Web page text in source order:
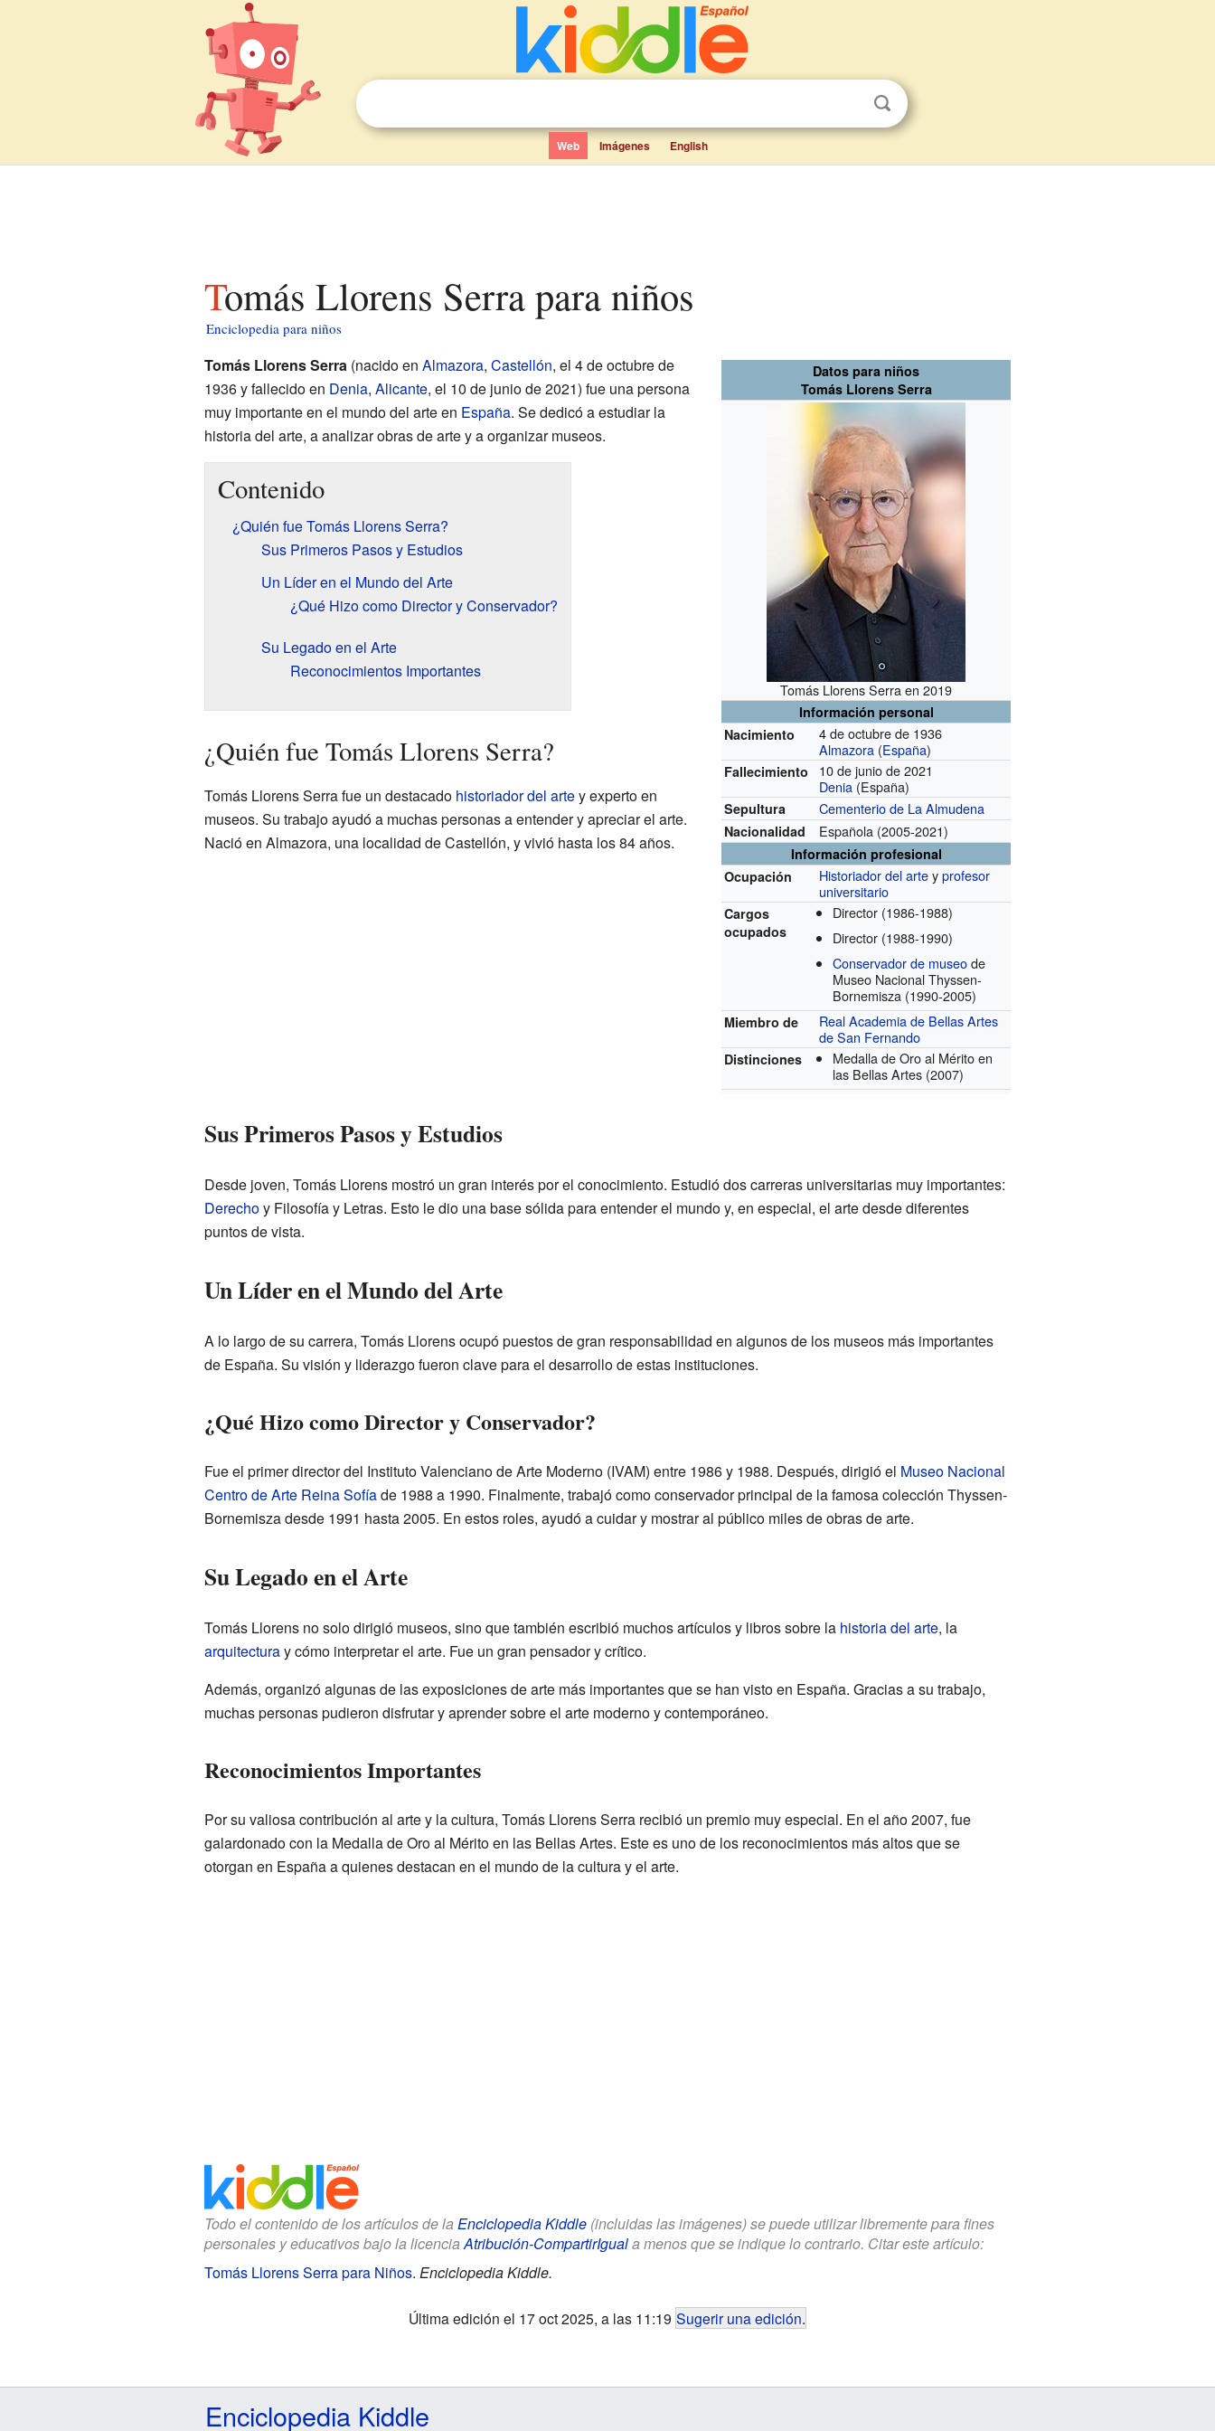
Web Imágenes English
Tomás Llorens Serra para niños
Enciclopedia para niños
Datos para niños
Tomás Llorens Serra
Tomás Llorens Serra en 2019
Información personal
Nacimiento
4 de octubre de 1936
Almazora (España)
Fallecimiento
10 de junio de 2021
Denia (España)
Sepultura Cementerio de La Almudena
Nacionalidad Española (2005-2021)
Información profesional
Ocupación
Historiador del arteyprofesor
universitario
Cargos
ocupados
Director (1986-1988)
Director (1988-1990)
Conservador de museode
Museo Nacional Thyssen-
Bornemisza (1990-2005)
Miembro de
Real Academia de Bellas Artes
de San Fernando
Distinciones
Medalla de Oro al Mérito en
las Bellas Artes (2007)
Tomás Llorens Serra(nacido en Almazora, Castellón, el 4 de octubre de
1936 y fallecido en Denia, Alicante, el 10 de junio de 2021) fue una persona
muy importante en el mundo del arte en España. Se dedicó a estudiar la
historia del arte, a analizar obras de arte y a organizar museos.
Contenido
¿Quién fue Tomás Llorens Serra?
Sus Primeros Pasos y Estudios
Un Líder en el Mundo del Arte
¿Qué Hizo como Director y Conservador?
Su Legado en el Arte
Reconocimientos Importantes
¿Quién fue Tomás Llorens Serra?
Tomás Llorens Serra fue un destacado historiador del artey experto en
museos. Su trabajo ayudó a muchas personas a entender y apreciar el arte.
Nació en Almazora, una localidad de Castellón, y vivió hasta los 84 años.
Sus Primeros Pasos y Estudios
Desde joven, Tomás Llorens mostró un gran interés por el conocimiento. Estudió dos carreras universitarias muy importantes:
Derechoy Filosofía y Letras. Esto le dio una base sólida para entender el mundo y, en especial, el arte desde diferentes
puntos de vista.
Un Líder en el Mundo del Arte
A lo largo de su carrera, Tomás Llorens ocupó puestos de gran responsabilidad en algunos de los museos más importantes
de España. Su visión y liderazgo fueron clave para el desarrollo de estas instituciones.
¿Qué Hizo como Director y Conservador?
Fue el primer director del Instituto Valenciano de Arte Moderno (IVAM) entre 1986 y 1988. Después, dirigió el Museo Nacional
Centro de Arte Reina Sofíade 1988 a 1990. Finalmente, trabajó como conservador principal de la famosa colección Thyssen-
Bornemisza desde 1991 hasta 2005. En estos roles, ayudó a cuidar y mostrar al público miles de obras de arte.
Su Legado en el Arte
Tomás Llorens no solo dirigió museos, sino que también escribió muchos artículos y libros sobre la historia del arte, la
arquitecturay cómo interpretar el arte. Fue un gran pensador y crítico.
Además, organizó algunas de las exposiciones de arte más importantes que se han visto en España. Gracias a su trabajo,
muchas personas pudieron disfrutar y aprender sobre el arte moderno y contemporáneo.
Reconocimientos Importantes
Por su valiosa contribución al arte y la cultura, Tomás Llorens Serra recibió un premio muy especial. En el año 2007, fue
galardonado con la Medalla de Oro al Mérito en las Bellas Artes. Este es uno de los reconocimientos más altos que se
otorgan en España a quienes destacan en el mundo de la cultura y el arte.
Todo el contenido de los artículos de la Enciclopedia Kiddle(incluidas las imágenes) se puede utilizar libremente para fines
personales y educativos bajo la licenciaAtribución-CompartirIguala menos que se indique lo contrario. Citar este artículo:
Tomás Llorens Serra para Niños. Enciclopedia Kiddle.
Última edición el 17 oct 2025, a las 11:19 Sugerir una edición.
Enciclopedia Kiddle